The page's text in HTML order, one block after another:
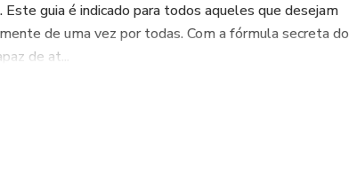
guia é indicado para todos aqueles que desejam
de uma vez por todas. Com a fórmula secreta do
de at...